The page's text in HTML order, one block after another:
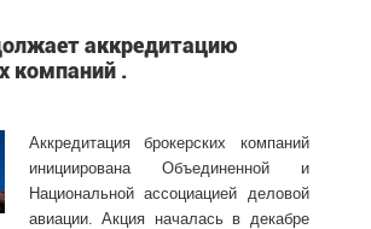
aккредитацию
компаний .
Аккредитация брокерских компаний
инициирована Объединенной и
Национальной ассоциацией деловой
авиации. Акция началась в декабре